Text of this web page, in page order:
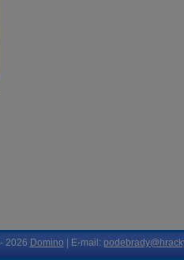
2026 Domino | E-mail: